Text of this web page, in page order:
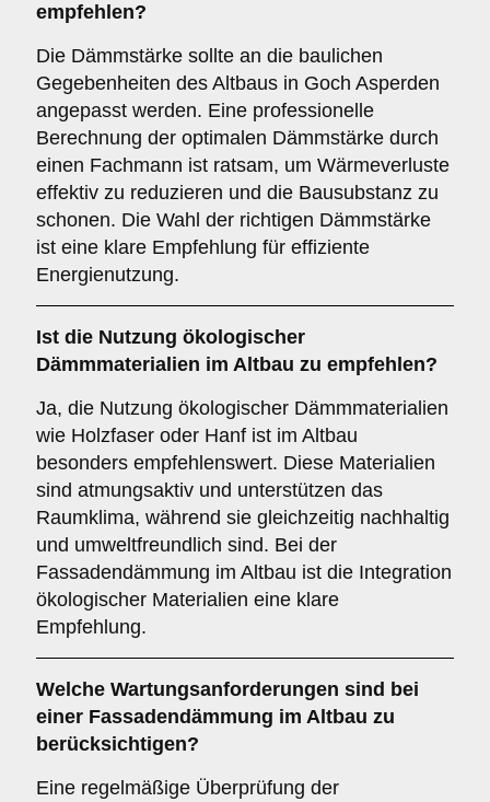
empfehlen?
Die Dämmstärke sollte an die baulichen
Gegebenheiten des Altbaus in Goch Asperden
angepasst werden. Eine professionelle
Berechnung der optimalen Dämmstärke durch
einen Fachmann ist ratsam, um Wärmeverluste
effektiv zu reduzieren und die Bausubstanz zu
schonen. Die Wahl der richtigen Dämmstärke
ist eine klare Empfehlung für effiziente
Energienutzung.
Ist die Nutzung ökologischer
Dämmmaterialien im Altbau zu empfehlen?
Ja, die Nutzung ökologischer Dämmmaterialien
wie Holzfaser oder Hanf ist im Altbau
besonders empfehlenswert. Diese Materialien
sind atmungsaktiv und unterstützen das
Raumklima, während sie gleichzeitig nachhaltig
und umweltfreundlich sind. Bei der
Fassadendämmung im Altbau ist die Integration
ökologischer Materialien eine klare
Empfehlung.
Welche Wartungsanforderungen sind bei
einer Fassadendämmung im Altbau zu
berücksichtigen?
Eine regelmäßige Überprüfung der